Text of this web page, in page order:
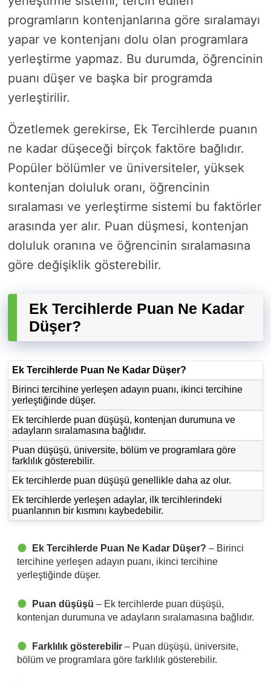
programların kontenjanlarına göre sıralamayı
yapar ve kontenjanı dolu olan programlara
yerleştirme yapmaz. Bu durumda, öğrencinin
puanı düşer ve başka bir programda
yerleştirilir.
Özetlemek gerekirse, Ek Tercihlerde puanın
ne kadar düşeceği birçok faktöre bağlıdır.
Popüler bölümler ve üniversiteler, yüksek
kontenjan doluluk oranı, öğrencinin
sıralaması ve yerleştirme sistemi bu faktörler
arasında yer alır. Puan düşmesi, kontenjan
doluluk oranına ve öğrencinin sıralamasına
göre değişiklik gösterebilir.
Ek Tercihlerde Puan Ne Kadar
Düşer?
Ek Tercihlerde Puan Ne Kadar Düşer?
Birinci tercihine yerleşen adayın puanı, ikinci tercihine
yerleştiğinde düşer.
Ek tercihlerde puan düşüşü, kontenjan durumuna ve
adayların sıralamasına bağlıdır.
Puan düşüşü, üniversite, bölüm ve programlara göre
farklılık gösterebilir.
Ek tercihlerde puan düşüşü genellikle daha az olur.
Ek tercihlerde yerleşen adaylar, ilk tercihlerindeki
puanlarının bir kısmını kaybedebilir.
Ek Tercihlerde Puan Ne Kadar Düşer? – Birinci
tercihine yerleşen adayın puanı, ikinci tercihine
yerleştiğinde düşer.
Puan düşüşü – Ek tercihlerde puan düşüşü,
kontenjan durumuna ve adayların sıralamasına bağlıdır.
Farklılık gösterebilir – Puan düşüşü, üniversite,
bölüm ve programlara göre farklılık gösterebilir.